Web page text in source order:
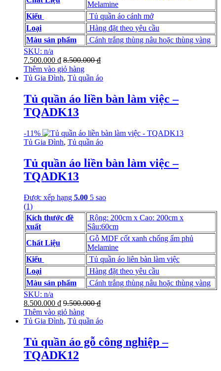
Melamine
Kiểu
Tủ quần áo cánh mở
Loại
Hàng đặt theo yêu cầu
Màu sản phẩm
Cánh trắng thùng nâu hoặc thùng vàng
SKU: n/a
7.500.000 ₫ 8.500.000₫
Thêm vào giỏ hàng
Tủ Gia Đình, Tủ quần áo
Tủ quần áo liền bàn làm việc –
TQADK13
-11%
Tủ Gia Đình, Tủ quần áo
Tủ quần áo liền bàn làm việc –
TQADK13
Được xếp hạng 5.00 5 sao
(1)
Kích thước đề
xuất
Rộng: 200cm x Cao: 200cm x
Sâu:60cm
Chất Liệu
Gỗ MDF cốt xanh chống ẩm phủ
Melamine
Kiểu
Tủ quần áo liên bàn làm việc
Loại
Hàng đặt theo yêu cầu
Màu sản phẩm
Cánh trắng thùng nâu hoặc thùng vàng
SKU: n/a
8.500.000 ₫ 9.500.000₫
Thêm vào giỏ hàng
Tủ Gia Đình, Tủ quần áo
Tủ quần áo gỗ công nghiệp –
TQADK12